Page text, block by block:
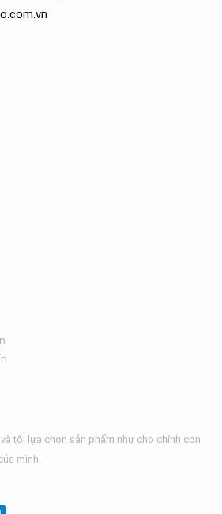
n
tôi lựa chọn sản phẩm như cho chính con
mình.